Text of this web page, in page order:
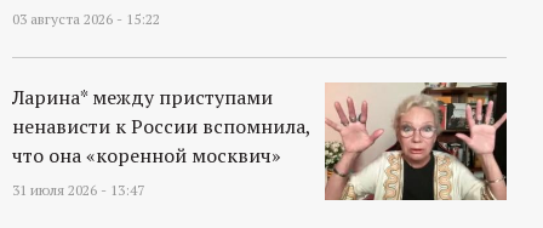
03 августа 2026 - 15:22
Ларина* между приступами
ненависти к России вспомнила,
что она «коренной москвич»
31 июля 2026 - 13:47